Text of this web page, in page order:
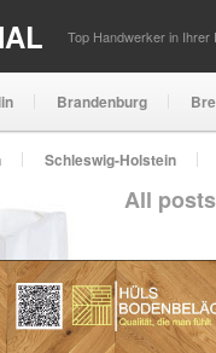
Top Handwerker in Ihrer
Brandenburg
Schleswig-Holstein
All